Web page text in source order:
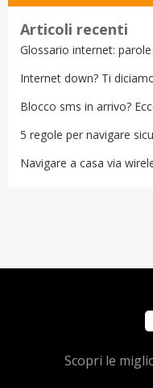
Articoli recenti
Glossario internet:
Internet down? Ti
Blocco sms in arrivo?
5 regole per navigare
Navigare a casa via
Scopri le